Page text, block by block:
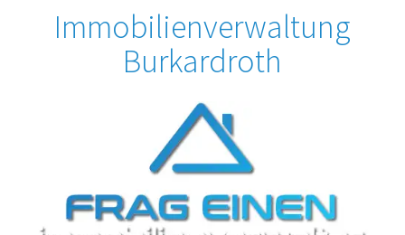
Immobilienverwaltung
Burkardroth